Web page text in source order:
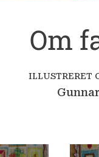
Om
ILLUSTRERET